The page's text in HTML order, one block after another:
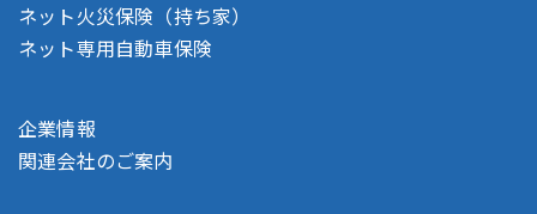
ネット火災保険（持ち家）
ネット専用自動車保険
企業情報
関連会社のご案内